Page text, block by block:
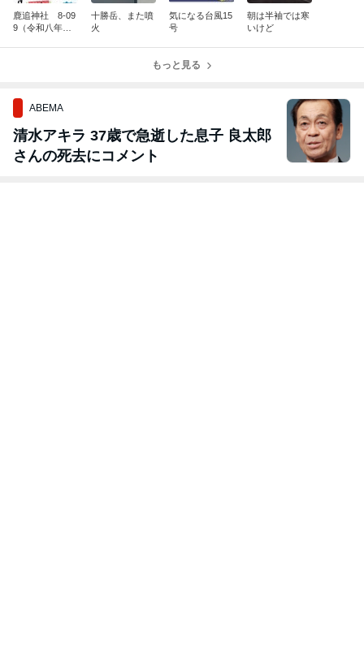
鹿追神社 8-09
9（令和八年丙
十勝岳、また噴
火
気になる台風15
号
朝は半袖では寒
いけど
もっと見る
ABEMA
清水アキラ 37歳で急逝した息子 良太郎
さんの死去にコメント